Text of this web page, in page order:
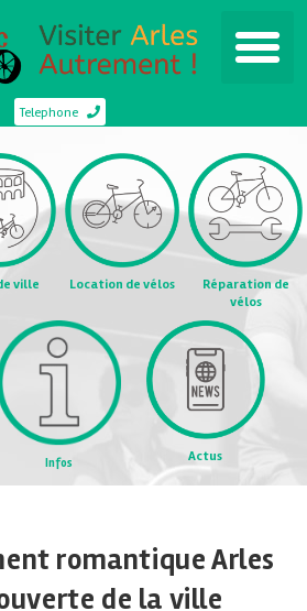
Telephone
ville Location de vélos
Réparation de
vélos
Infos Actus
romantique Arles
de la ville